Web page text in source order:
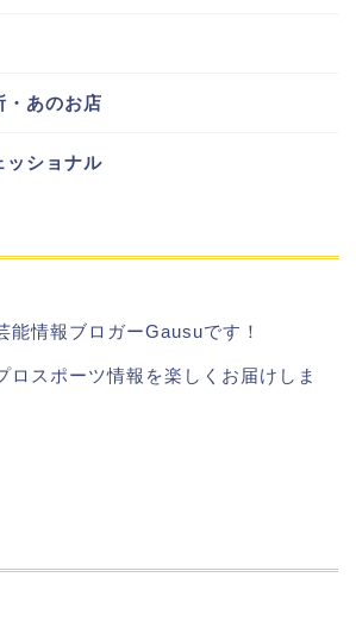
・あのお店
ッショナル
能情報ブロガーGausuです！
ロスポーツ情報を楽しくお届けしま